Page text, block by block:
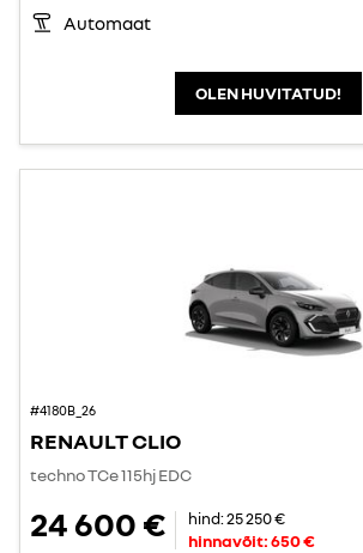
Automaat
OLEN HUVITATUD!
#4180B_26
RENAULT CLIO
techno TCe 115hj EDC
24 600 € hind:25 250 €
hinnavõit:650 €